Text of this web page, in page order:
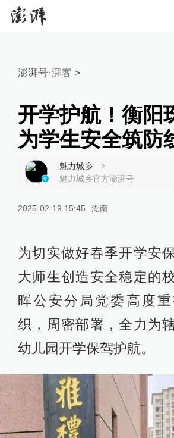
澎湃号·湃客 >
开学护航！衡阳
为学生安全筑防
魅力城乡
魅力城乡官方澎湃号
2025-02-19 15:45 湖南
为切实做好春季开学安
大师生创造安全稳定的
晖公安分局党委高度
织，周密部署，全力为
幼儿园开学保驾护航。